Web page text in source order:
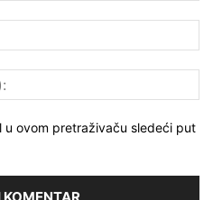
u ovom pretraživaču sledeći put